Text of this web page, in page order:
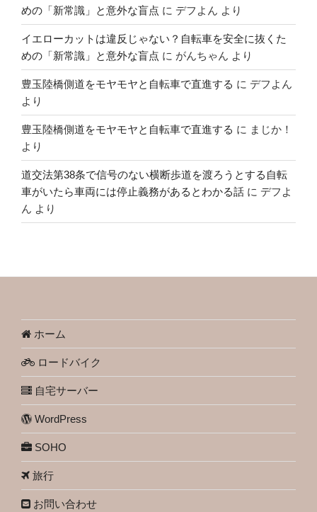
めの「新常識」と意外な盲点 に デフよん より
イエローカットは違反じゃない？自転車を安全に抜くた
めの「新常識」と意外な盲点 に がんちゃん より
豊玉陸橋側道をモヤモヤと自転車で直進する に デフよん
より
豊玉陸橋側道をモヤモヤと自転車で直進する に まじか！
より
道交法第38条で信号のない横断歩道を渡ろうとする自転
車がいたら車両には停止義務があるとわかる話 に デフよ
ん より
ホーム
ロードバイク
自宅サーバー
WordPress
SOHO
旅行
お問い合わせ